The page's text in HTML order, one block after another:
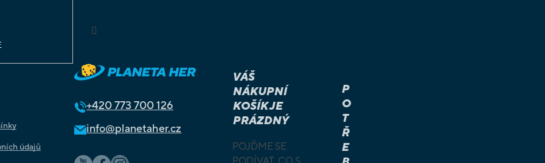
údajů
+420773 700 126
info@planetaher.cz
VÁŠ
NÁKUPNÍ
KOŠÍK JE
PRÁZDNÝ
POJĎME SE
PODÍVAT, CO S
P
O
T
Ř
E